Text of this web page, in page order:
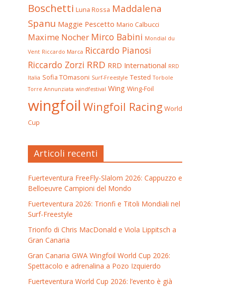
Boschetti Luna Rossa Maddalena
Spanu Maggie Pescetto Mario Calbucci
Maxime Nocher Mirco Babini Mondial du
Vent Riccardo Marca Riccardo Pianosi
Riccardo Zorzi RRD RRD International RRD
Italia Sofia TOmasoni Surf-Freestyle Tested Torbole
Torre Annunziata windfestival Wing Wing-Foil
wingfoil Wingfoil Racing World
Cup
Articoli recenti
Fuerteventura FreeFly-Slalom 2026: Cappuzzo e
Belloeuvre Campioni del Mondo
Fuerteventura 2026: Trionfi e Titoli Mondiali nel
Surf-Freestyle
Trionfo di Chris MacDonald e Viola Lippitsch a
Gran Canaria
Gran Canaria GWA Wingfoil World Cup 2026:
Spettacolo e adrenalina a Pozo Izquierdo
Fuerteventura World Cup 2026: l’evento è già